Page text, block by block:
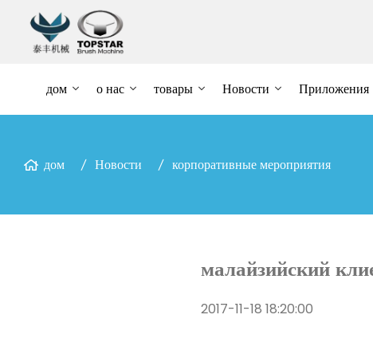
дом о нас товары Новости Приложения
дом Новости корпоративные мероприятия
малайзийский
2017-11-18 18:20:00